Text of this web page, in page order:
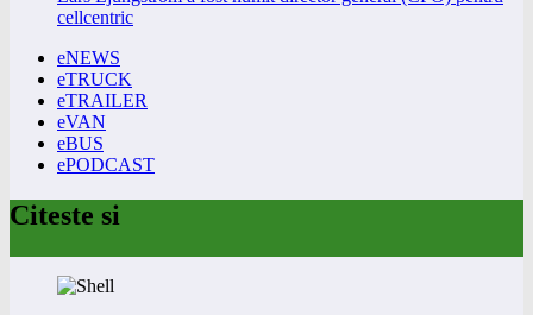
cellcentric
eNEWS
eTRUCK
eTRAILER
eVAN
eBUS
ePODCAST
Citeste si